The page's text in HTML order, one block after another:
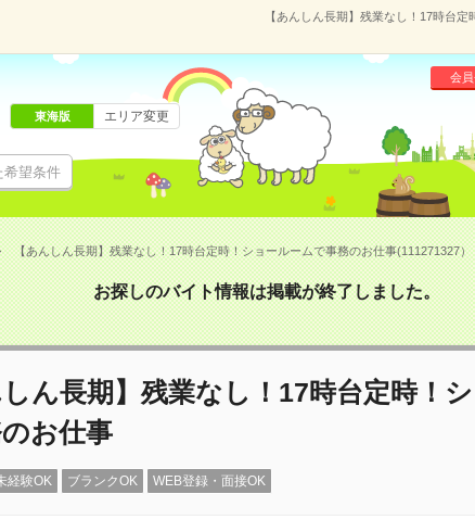
【あんしん長期】残業なし！17時台
希望条件
会
東海版 エリア変更
【あんしん長期】残業なし！17時台定時！ショールームで事務のお仕事(111271327）
お探しのバイト情報は掲載が終了しました。
しん長期】残業なし！17時台定時！
お仕事
経験OK ブランクOK WEB登録・面接OK